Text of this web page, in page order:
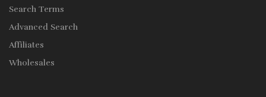
Search Terms
Advanced Search
Affiliates
Wholesales